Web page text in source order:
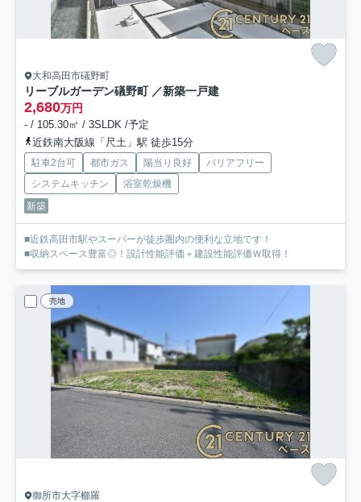
大和高田市礒野町
リーブルガーデン礒野町 ／新築一戸建
2,680万円
- / 105.30㎡ / 3SLDK /予定
近鉄南大阪線「尺土」駅 徒歩15分
駐車2台可 都市ガス 陽当り良好
バリアフリー
システムキッチン
浴室乾燥機
新築
■近鉄高田市駅やスーパーが徒歩圏内の便利な立地です！
■収納スペース豊富◎！設計性能評価＋建設性能評価Ｗ取得！
売地
御所市大字櫛羅